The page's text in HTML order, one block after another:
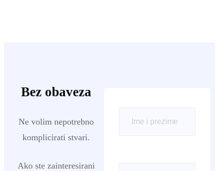
Bez obaveza
Ne volim nepotrebno
komplicirati stvari.
Ako ste zainteresirani